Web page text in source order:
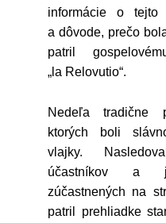
informácie o tejto
a dôvode, prečo
patril
„la Relovutio“.
Nedeľa tradične
ktorých boli
vlajky.
účastníkov a
zúčastnených na
patril prehliadke